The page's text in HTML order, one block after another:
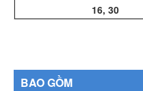
16, 30
BAO GỒM